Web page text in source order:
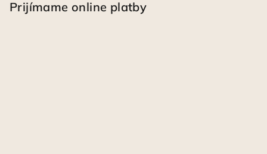
Prijímame online platby